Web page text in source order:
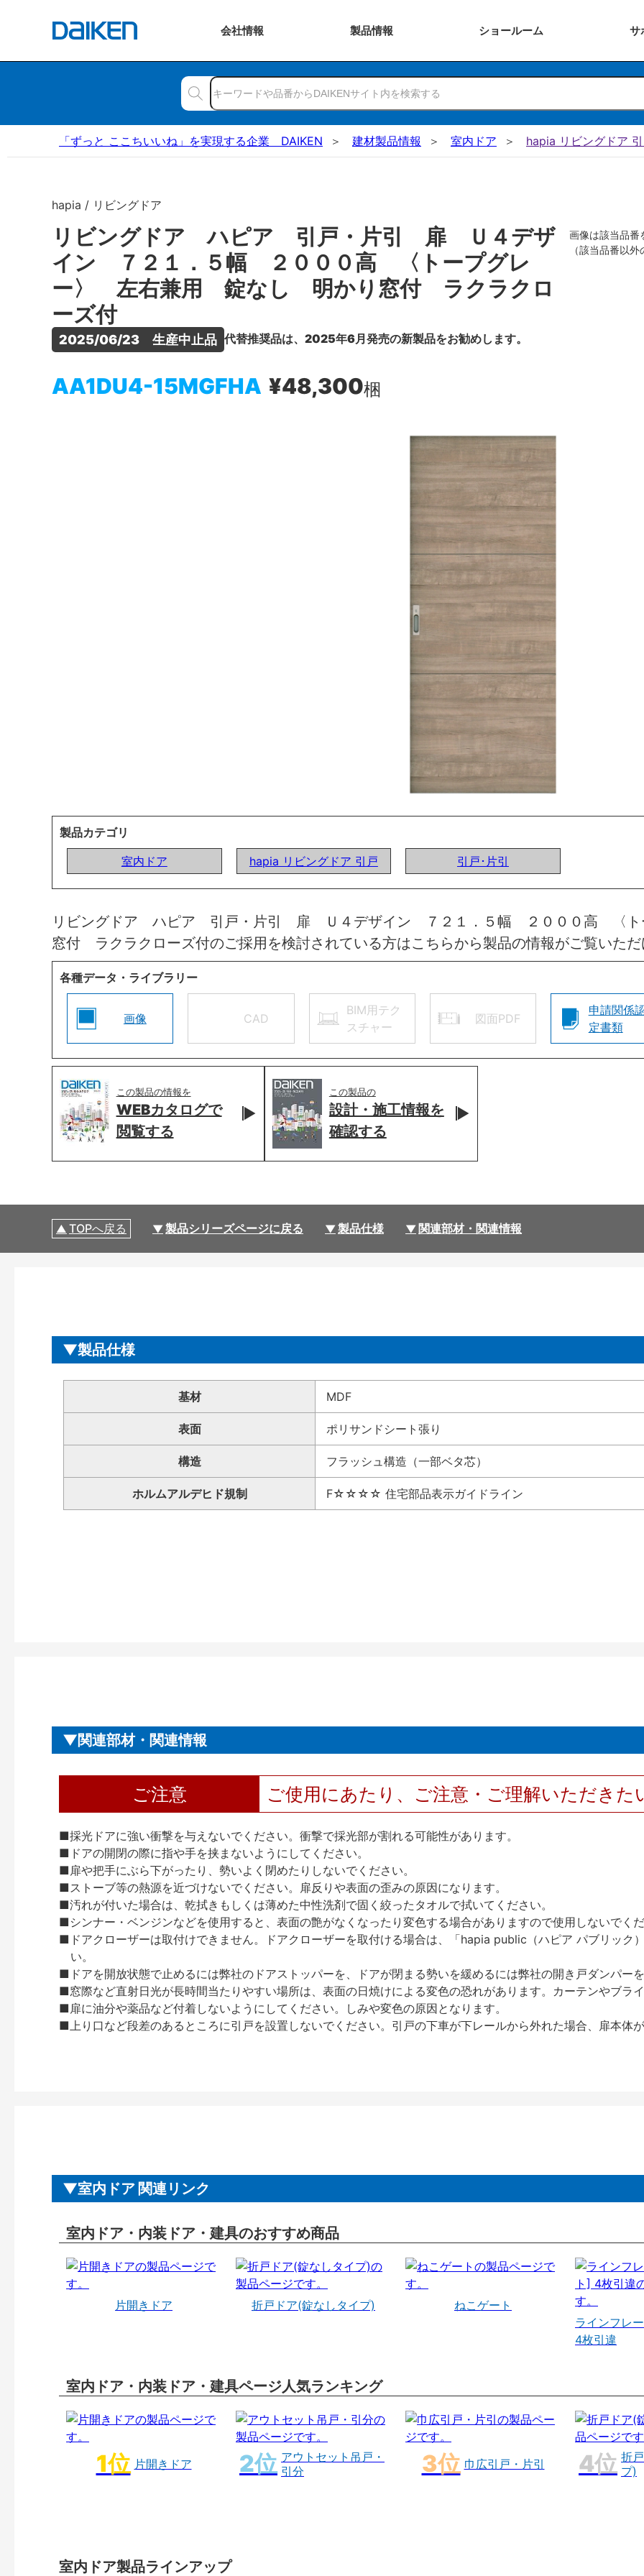
会社情報 製品情報 ショールーム サ
「ずっと ここちいいね」を実現する企業 DAIKEN 建材製品情報 室内ドア hapia リビングドア
hapia / リビングドア
リビングドア ハピア 引戸・片引 扉 Ｕ４デザ
イン ７２１．５幅 ２０００高 〈トープグレ
ー〉 左右兼用 錠なし 明かり窓付 ラクラクロ
ーズ付
2025/06/23　生産中止品 代替推奨品は、2025年6月発売の新製品をお勧めします。
AA1DU4-15MGFHA ¥48,300梱
画像は該当品番
（該当品番以
製品カテゴリ
室内ドア
hapia リビングドア 引戸 引戸･片引
リビングドア ハピア 引戸・片引 扉 Ｕ４デザイン ７２１．５幅 ２０００高 〈
窓付 ラクラクローズ付のご採用を検討されている方はこちらから製品の情報がご覧いただ
各種データ・ライブラリー
画像 CAD
BIM用テク
スチャー
図面PDF
申請関係
定書類
この製品の情報を
WEBカタログで
閲覧する
この製品の
設計・施工情報を
確認する
TOPへ戻る 製品シリーズページに戻る 製品仕様 関連部材・関連情報
製品仕様
基材 MDF
表面 ポリサンドシート張り
構造 フラッシュ構造（一部ベタ芯）
ホルムアルデヒド規制 F☆☆☆☆ 住宅部品表示ガイドライン
関連部材・関連情報
ご注意 ご使用にあたり、ご注意・ご理解いただきた
■採光ドアに強い衝撃を与えないでください。衝撃で採光部が割れる可能性があります。
■ドアの開閉の際に指や手を挟まないようにしてください。
■扉や把手にぶら下がったり、勢いよく閉めたりしないでください。
■ストーブ等の熱源を近づけないでください。扉反りや表面の歪みの原因になります。
■汚れが付いた場合は、乾拭きもしくは薄めた中性洗剤で固く絞ったタオルで拭いてください。
■シンナー・ベンジンなどを使用すると、表面の艶がなくなったり変色する場合がありますので使用しないでくだ
■ドアクローザーは取付けできません。ドアクローザーを取付ける場合は、「hapia public（ハピア パブリック
い。
■ドアを開放状態で止めるには弊社のドアストッパーを、ドアが閉まる勢いを緩めるには弊社の開き戸ダンパーを
■窓際など直射日光が長時間当たりやすい場所は、表面の日焼けによる変色の恐れがあります。カーテンやブラ
■扉に油分や薬品など付着しないようにしてください。しみや変色の原因となります。
■上り口など段差のあるところに引戸を設置しないでください。引戸の下車が下レールから外れた場合、扉本体
室内ドア 関連リンク
室内ドア・内装ドア・建具のおすすめ商品
片開きドア 折戸ドア(錠なしタイプ)
ねこゲート
ラインフレ
4枚引違
室内ドア・内装ドア・建具ページ人気ランキング
片開きドア
アウトセット吊戸・
引分
巾広引戸・片引
折
プ)
室内ドア製品ラインアップ